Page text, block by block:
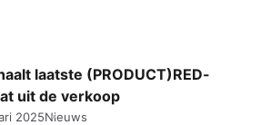
laatste (PRODUCT)RED-
uit de verkoop
2025Nieuws